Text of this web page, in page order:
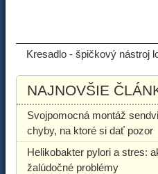
Kresadlo - špičkový nástroj
NAJNOVŠIE
Svojpomocná montáž
chyby, na ktoré si dať pozor
Helikobakter pylori a stres:
žalúdočné problémy